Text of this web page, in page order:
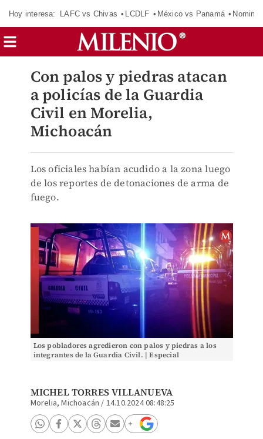
Hoy interesa: LAFC vs Chivas LCDLF México vs Panamá
Con palos y piedras atacan
a policías de la Guardia
Civil en Morelia,
Michoacán
Los oficiales habían acudido a la zona luego
de los reportes de detonaciones de arma de
fuego.
Los pobladores agredieron con palos y piedras a los
integrantes de la Guardia Civil. | Especial
MICHEL TORRES VILLANUEVA
Morelia, Michoacán / 14.10.2024 08:48:25